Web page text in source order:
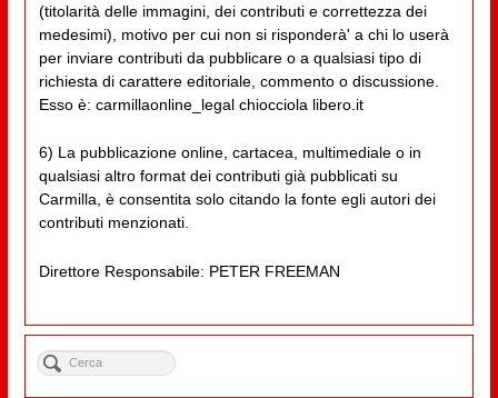
(titolarità delle immagini, dei contributi e correttezza dei
medesimi), motivo per cui non si risponderà' a chi lo userà
per inviare contributi da pubblicare o a qualsiasi tipo di
richiesta di carattere editoriale, commento o discussione.
Esso è: carmillaonline_legal chiocciola libero.it
6) La pubblicazione online, cartacea, multimediale o in
qualsiasi altro format dei contributi già pubblicati su
Carmilla, è consentita solo citando la fonte egli autori dei
contributi menzionati.
Direttore Responsabile: PETER FREEMAN